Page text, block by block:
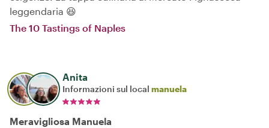
leggendaria 😆
The 10 Tastings of Naples
Anita
Informazioni sul local manuela
Meravigliosa Manuela